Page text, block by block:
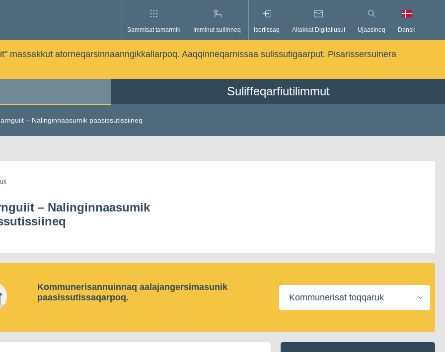
Sammisat tamarmik Imminut sullinneq Iserfissaq Allakkat Digitaliusut Ujaasineq Dansk
massakkut atorneqarsinnaanngikkallarpoq. Aaqqinneqarnissaa sulissutigaarput. Pisarissersuinera
Suliffeqarfiutilimmut
– Nalinginnaasumik paasissutissiineq
– Nalinginnaasumik
Kommunerisannuinnaq aalajangersimasunik
paasissutissaqarpoq.
Kommunerisat
toqqaruk